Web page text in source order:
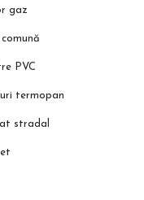
gaz
PVC
termopan
stradal